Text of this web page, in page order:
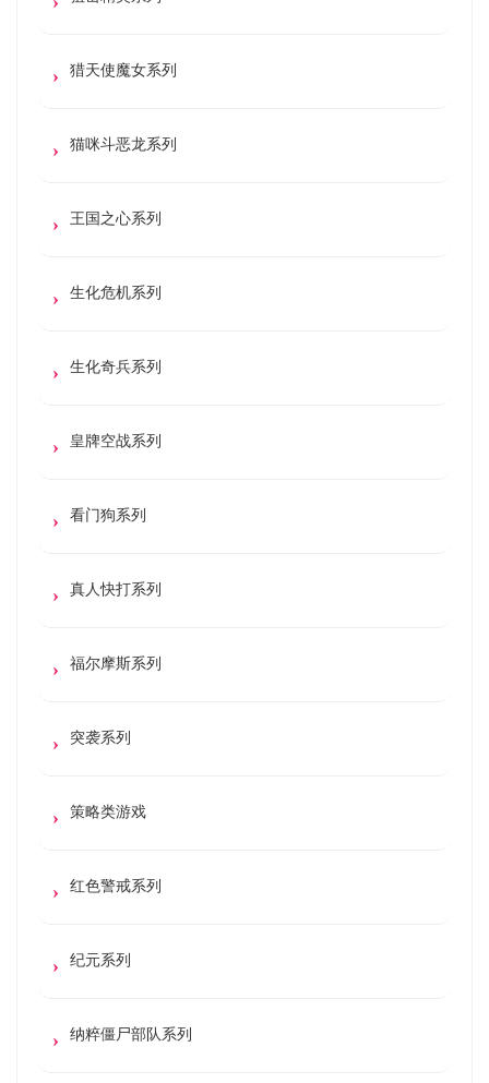
猎天使魔女系列
猫咪斗恶龙系列
王国之心系列
生化危机系列
生化奇兵系列
皇牌空战系列
看门狗系列
真人快打系列
福尔摩斯系列
突袭系列
策略类游戏
红色警戒系列
纪元系列
纳粹僵尸部队系列